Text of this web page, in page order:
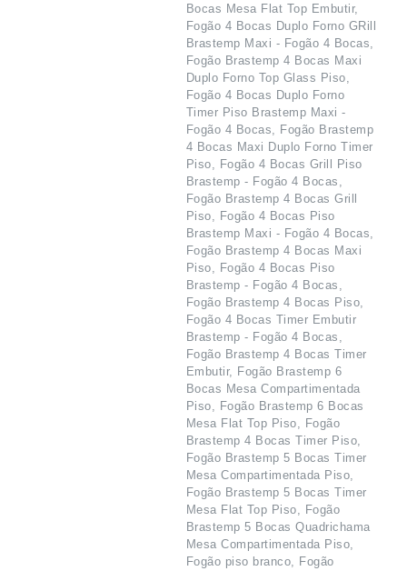
Bocas Mesa Flat Top Embutir,
Fogão 4 Bocas Duplo Forno GRill
Brastemp Maxi - Fogão 4 Bocas,
Fogão Brastemp 4 Bocas Maxi
Duplo Forno Top Glass Piso,
Fogão 4 Bocas Duplo Forno
Timer Piso Brastemp Maxi -
Fogão 4 Bocas, Fogão Brastemp
4 Bocas Maxi Duplo Forno Timer
Piso, Fogão 4 Bocas Grill Piso
Brastemp - Fogão 4 Bocas,
Fogão Brastemp 4 Bocas Grill
Piso, Fogão 4 Bocas Piso
Brastemp Maxi - Fogão 4 Bocas,
Fogão Brastemp 4 Bocas Maxi
Piso, Fogão 4 Bocas Piso
Brastemp - Fogão 4 Bocas,
Fogão Brastemp 4 Bocas Piso,
Fogão 4 Bocas Timer Embutir
Brastemp - Fogão 4 Bocas,
Fogão Brastemp 4 Bocas Timer
Embutir, Fogão Brastemp 6
Bocas Mesa Compartimentada
Piso, Fogão Brastemp 6 Bocas
Mesa Flat Top Piso, Fogão
Brastemp 4 Bocas Timer Piso,
Fogão Brastemp 5 Bocas Timer
Mesa Compartimentada Piso,
Fogão Brastemp 5 Bocas Timer
Mesa Flat Top Piso, Fogão
Brastemp 5 Bocas Quadrichama
Mesa Compartimentada Piso,
Fogão piso branco, Fogão